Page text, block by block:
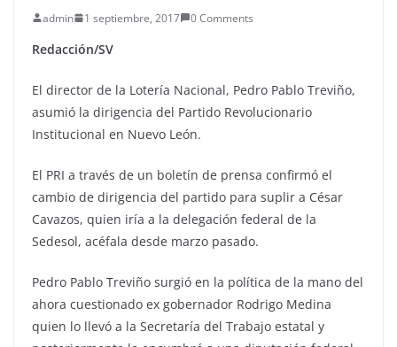
admin 1 septiembre, 2017 0 Comments
Redacción/SV
El director de la Lotería Nacional, Pedro Pablo Treviño,
asumió la dirigencia del Partido Revolucionario
Institucional en Nuevo León.
El PRI a través de un boletín de prensa confirmó el
cambio de dirigencia del partido para suplir a César
Cavazos, quien iría a la delegación federal de la
Sedesol, acéfala desde marzo pasado.
Pedro Pablo Treviño surgió en la política de la mano del
ahora cuestionado ex gobernador Rodrigo Medina
quien lo llevó a la Secretaría del Trabajo estatal y